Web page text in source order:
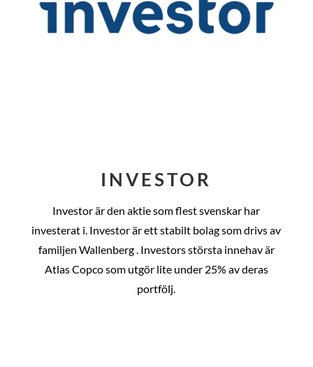
INVESTOR
Investor är den aktie som flest svenskar har
investerat i. Investor är ett stabilt bolag som drivs av
familjen Wallenberg . Investors största innehav är
Atlas Copco som utgör lite under 25% av deras
portfölj.